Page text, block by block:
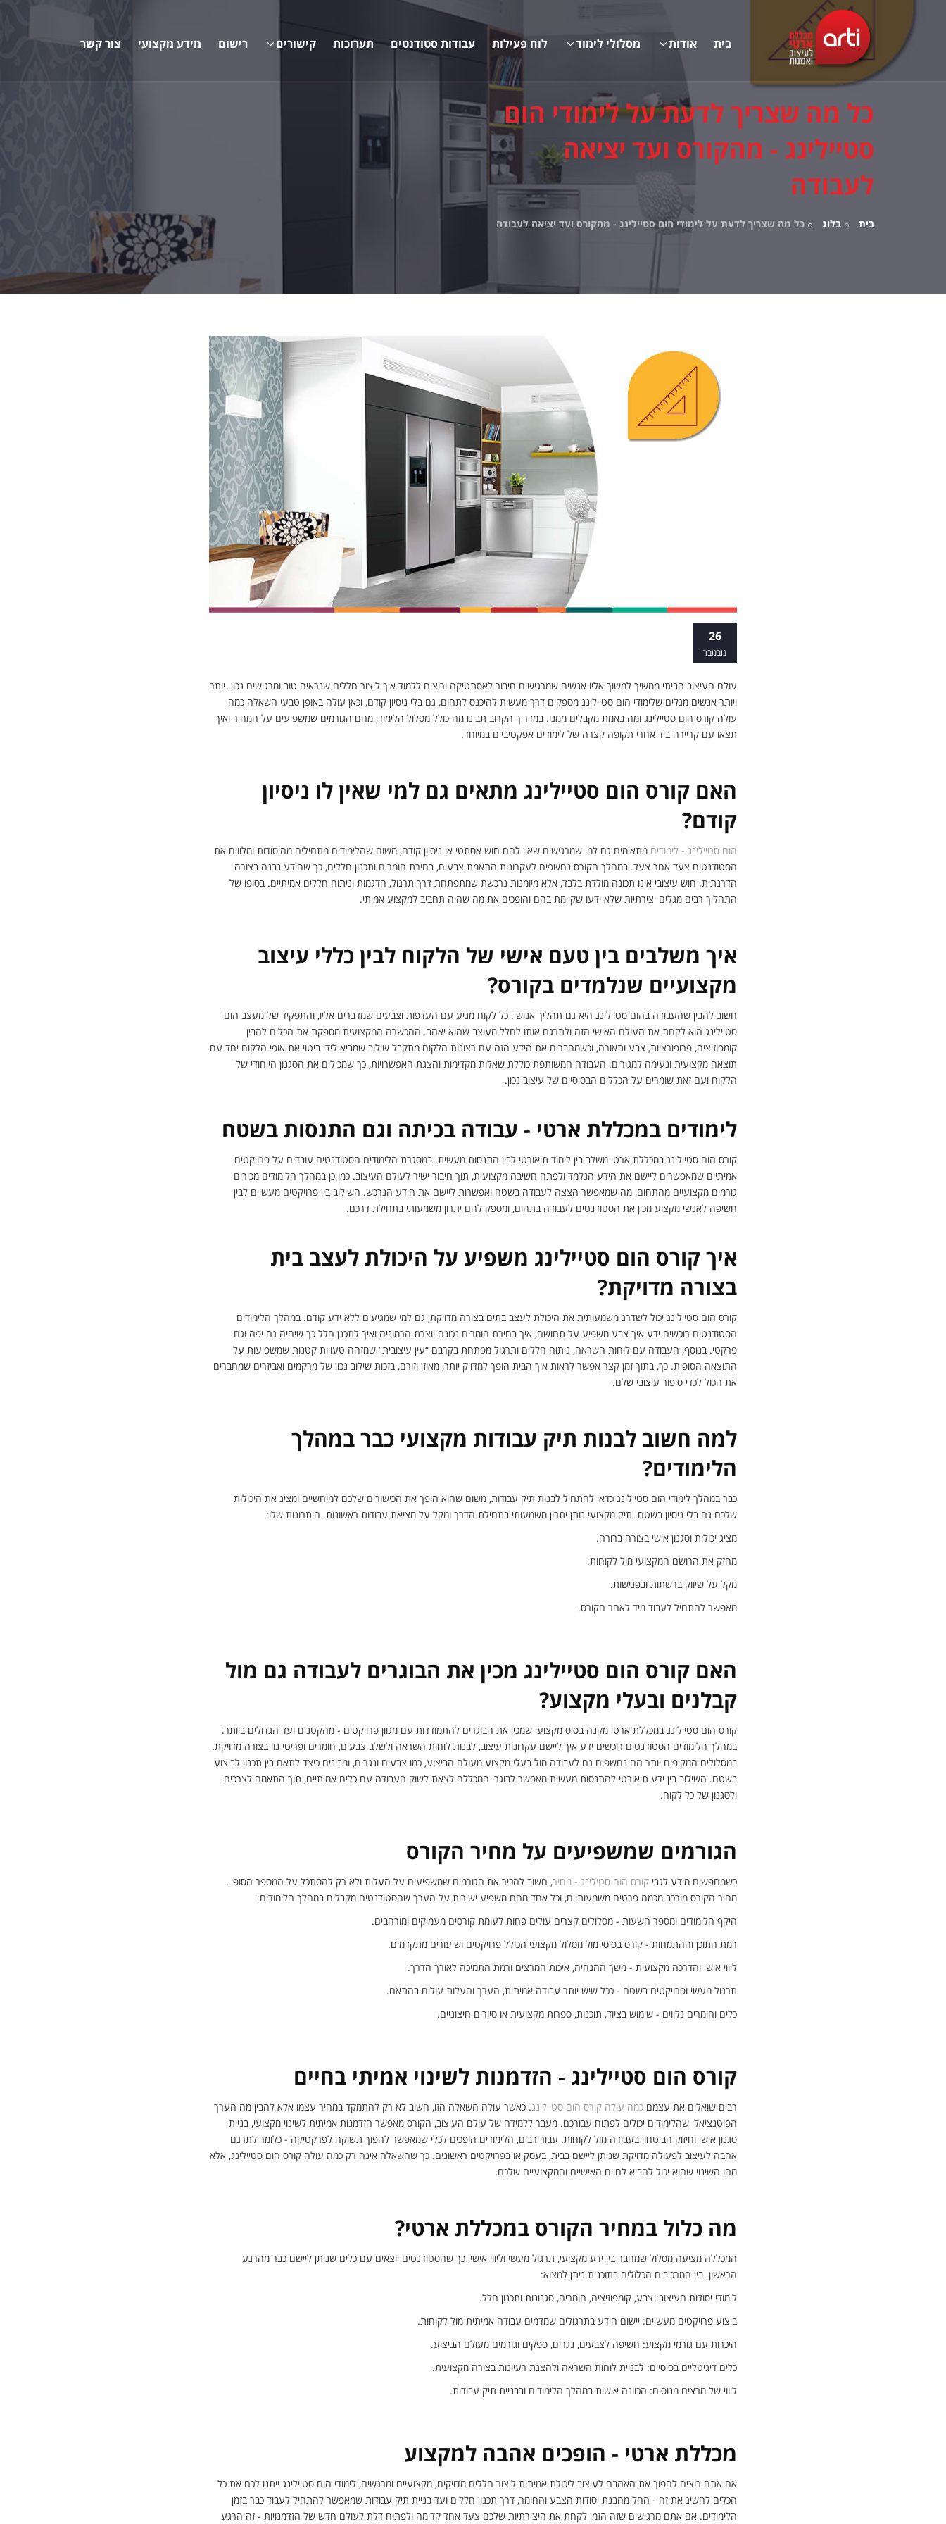
בית אודות מסלולי לימוד לוח פעילות עבודות סטודנטים תערוכות קישורים רישום מידע מקצועי צור קשר
כל מה שצריך לדעת על לימודי הום
סטיילינג - מהקורס ועד יציאה
לעבודה
בית בלוג כל מה שצריך לדעת על לימודי הום סטיילינג - מהקורס ועד יציאה לעבודה
26
נובמבר
עולם העיצוב הביתי ממשיך למשוך אליו אנשים שמרגישים חיבור לאסתטיקה ורוצים ללמוד איך ליצור חללים שנראים טוב ומרגישים נכון. יותר
ויותר אנשים מגלים שלימודי הום סטיילינג מספקים דרך מעשית להיכנס לתחום, גם בלי ניסיון קודם, וכאן עולה באופן טבעי השאלה כמה
עולה קורס הום סטיילינג ומה באמת מקבלים ממנו. במדריך הקרוב תבינו מה כולל מסלול הלימוד, מהם הגורמים שמשפיעים על המחיר ואיך
תצאו עם קריירה ביד אחרי תקופה קצרה של לימודים אפקטיביים במיוחד.
האם קורס הום סטיילינג מתאים גם למי שאין לו ניסיון
קודם?
הום סטיילינג - לימודים מתאימים גם למי שמרגישים שאין להם חוש אסתטי או ניסיון קודם, משום שהלימודים מתחילים מהיסודות ומלווים את
הסטודנטים צעד אחר צעד. במהלך הקורס נחשפים לעקרונות התאמת צבעים, בחירת חומרים ותכנון חללים, כך שהידע נבנה בצורה
הדרגתית. חוש עיצובי אינו תכונה מולדת בלבד, אלא מיומנות נרכשת שמתפתחת דרך תרגול, הדגמות וניתוח חללים אמיתיים. בסופו של
התהליך רבים מגלים יצירתיות שלא ידעו שקיימת בהם והופכים את מה שהיה תחביב למקצוע אמיתי.
איך משלבים בין טעם אישי של הלקוח לבין כללי עיצוב
מקצועיים שנלמדים בקורס?
חשוב להבין שהעבודה בהום סטיילינג היא גם תהליך אנושי. כל לקוח מגיע עם העדפות וצבעים שמדברים אליו, והתפקיד של מעצב הום
סטיילינג הוא לקחת את העולם האישי הזה ולתרגם אותו לחלל מעוצב שהוא יאהב. ההכשרה המקצועית מספקת את הכלים להבין
קומפוזיציה, פרופורציות, צבע ותאורה, וכשמחברים את הידע הזה עם רצונות הלקוח מתקבל שילוב שמביא לידי ביטוי את אופי הלקוח יחד עם
תוצאה מקצועית ונעימה למגורים. העבודה המשותפת כוללת שאלות מקדימות והצגת האפשרויות, כך שמכילים את הסגנון הייחודי של
הלקוח ועם זאת שומרים על הכללים הבסיסיים של עיצוב נכון.
לימודים במכללת ארטי - עבודה בכיתה וגם התנסות בשטח
קורס הום סטיילינג במכללת ארטי משלב בין לימוד תיאורטי לבין התנסות מעשית. במסגרת הלימודים הסטודנטים עובדים על פרויקטים
אמיתיים שמאפשרים ליישם את הידע הנלמד ולפתח חשיבה מקצועית, תוך חיבור ישיר לעולם העיצוב. כמו כן במהלך הלימודים מכירים
גורמים מקצועיים מהתחום, מה שמאפשר הצצה לעבודה בשטח ואפשרות ליישם את הידע הנרכש. השילוב בין פרויקטים מעשיים לבין
חשיפה לאנשי מקצוע מכין את הסטודנטים לעבודה בתחום, ומספק להם יתרון משמעותי בתחילת דרכם.
איך קורס הום סטיילינג משפיע על היכולת לעצב בית
בצורה מדויקת?
קורס הום סטיילינג יכול לשדרג משמעותית את היכולת לעצב בתים בצורה מדויקת, גם למי שמגיעים ללא ידע קודם. במהלך הלימודים
הסטודנטים רוכשים ידע איך צבע משפיע על תחושה, איך בחירת חומרים נכונה יוצרת הרמוניה ואיך לתכנן חלל כך שיהיה גם יפה וגם
פרקטי. בנוסף, העבודה עם לוחות השראה, ניתוח חללים ותרגול מפתחת בקרבם “עין עיצובית” שמזהה טעויות קטנות שמשפיעות על
התוצאה הסופית. כך, בתוך זמן קצר אפשר לראות איך הבית הופך למדויק יותר, מאוזן וזורם, בזכות שילוב נכון של מרקמים ואביזרים שמחברים
את הכול לכדי סיפור עיצובי שלם.
למה חשוב לבנות תיק עבודות מקצועי כבר במהלך
הלימודים?
כבר במהלך לימודי הום סטיילינג כדאי להתחיל לבנות תיק עבודות, משום שהוא הופך את הכישורים שלכם למוחשיים ומציג את היכולות
שלכם גם בלי ניסיון בשטח. תיק מקצועי נותן יתרון משמעותי בתחילת הדרך ומקל על מציאת עבודות ראשונות. היתרונות שלו:
מציג יכולות וסגנון אישי בצורה ברורה.
מחזק את הרושם המקצועי מול לקוחות.
מקל על שיווק ברשתות ובפגישות.
מאפשר להתחיל לעבוד מיד לאחר הקורס.
האם קורס הום סטיילינג מכין את הבוגרים לעבודה גם מול
קבלנים ובעלי מקצוע?
קורס הום סטיילינג במכללת ארטי מקנה בסיס מקצועי שמכין את הבוגרים להתמודדות עם מגוון פרויקטים - מהקטנים ועד הגדולים ביותר.
במהלך הלימודים הסטודנטים רוכשים ידע איך ליישם עקרונות עיצוב, לבנות לוחות השראה ולשלב צבעים, חומרים ופריטי נוי בצורה מדויקת.
במסלולים המקיפים יותר הם נחשפים גם לעבודה מול בעלי מקצוע מעולם הביצוע, כמו צבעים ונגרים, ומבינים כיצד לתאם בין תכנון לביצוע
בשטח. השילוב בין ידע תיאורטי להתנסות מעשית מאפשר לבוגרי המכללה לצאת לשוק העבודה עם כלים אמיתיים, תוך התאמה לצרכים
ולסגנון של כל לקוח.
הגורמים שמשפיעים על מחיר הקורס
כשמחפשים מידע לגבי קורס הום סטילינג - מחיר, חשוב להכיר את הגורמים שמשפיעים על העלות ולא רק להסתכל על המספר הסופי.
מחיר הקורס מורכב מכמה פרטים משמעותיים, וכל אחד מהם משפיע ישירות על הערך שהסטודנטים מקבלים במהלך הלימודים:
היקף הלימודים ומספר השעות - מסלולים קצרים עולים פחות לעומת קורסים מעמיקים ומורחבים.
רמת התוכן וההתמחות - קורס בסיסי מול מסלול מקצועי הכולל פרויקטים ושיעורים מתקדמים.
ליווי אישי והדרכה מקצועית - משך ההנחיה, איכות המרצים ורמת התמיכה לאורך הדרך.
תרגול מעשי ופרויקטים בשטח - ככל שיש יותר עבודה אמיתית, הערך והעלות עולים בהתאם.
כלים וחומרים נלווים - שימוש בציוד, תוכנות, ספרות מקצועית או סיורים חיצוניים.
קורס הום סטיילינג - הזדמנות לשינוי אמיתי בחיים
רבים שואלים את עצמם כמה עולה קורס הום סטיילינג. כאשר עולה השאלה הזו, חשוב לא רק להתמקד במחיר עצמו אלא להבין מה הערך
הפוטנציאלי שהלימודים יכולים לפתוח עבורכם. מעבר ללמידה של עולם העיצוב, הקורס מאפשר הזדמנות אמיתית לשינוי מקצועי, בניית
סגנון אישי וחיזוק הביטחון בעבודה מול לקוחות. עבור רבים, הלימודים הופכים לכלי שמאפשר להפוך תשוקה לפרקטיקה - כלומר לתרגם
אהבה לעיצוב לפעולה מדויקת שניתן ליישם בבית, בעסק או בפרויקטים ראשונים. כך שהשאלה אינה רק כמה עולה קורס הום סטיילינג, אלא
מהו השינוי שהוא יכול להביא לחיים האישיים והמקצועיים שלכם.
מה כלול במחיר הקורס במכללת ארטי?
המכללה מציעה מסלול שמחבר בין ידע מקצועי, תרגול מעשי וליווי אישי, כך שהסטודנטים יוצאים עם כלים שניתן ליישם כבר מהרגע
הראשון. בין המרכיבים הכלולים בתוכנית ניתן למצוא:
לימודי יסודות העיצוב: צבע, קומפוזיציה, חומרים, סגנונות ותכנון חלל.
ביצוע פרויקטים מעשיים: יישום הידע בתרגולים שמדמים עבודה אמיתית מול לקוחות.
היכרות עם גורמי מקצוע: חשיפה לצבעים, נגרים, ספקים וגורמים מעולם הביצוע.
כלים דיגיטליים בסיסיים: לבניית לוחות השראה ולהצגת רעיונות בצורה מקצועית.
ליווי של מרצים מנוסים: הכוונה אישית במהלך הלימודים ובבניית תיק עבודות.
מכללת ארטי - הופכים אהבה למקצוע
אם אתם רוצים להפוך את האהבה לעיצוב ליכולת אמיתית ליצור חללים מדויקים, מקצועיים ומרגשים, לימודי הום סטיילינג ייתנו לכם את כל
הכלים להשיג את זה - החל מהבנת יסודות הצבע והחומר, דרך תכנון חללים ועד בניית תיק עבודות שמאפשר להתחיל לעבוד כבר בזמן
הלימודים. אם אתם מרגישים שזה הזמן לקחת את היצירתיות שלכם צעד אחד קדימה ולפתוח דלת לעולם חדש של הזדמנויות - זה הרגע